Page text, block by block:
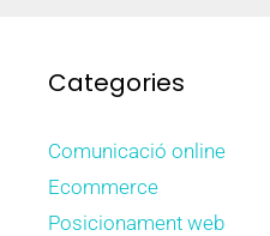
Categories
Comunicació online
Ecommerce
Posicionament web